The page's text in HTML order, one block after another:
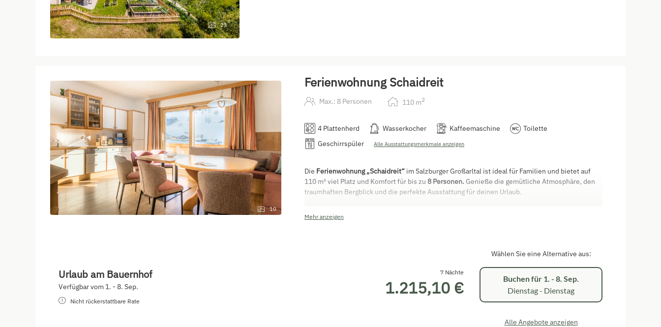
23
10
Ferienwohnung Schaidreit
Max.: 8 Personen 110 m2
4 Plattenherd Wasserkocher Kaffeemaschine
Toilette
Geschirrspüler
Alle Ausstattungsmerkmale anzeigen
Die Ferienwohnung „Schaidreit“ im Salzburger Großarltal ist ideal für Familien und bietet auf
110 m² viel Platz und Komfort für bis zu 8 Personen. Genieße die gemütliche Atmosphäre, den
traumhaften Bergblick und die perfekte Ausstattung für deinen Urlaub.
1 Dreibettzimmer & 2 Doppelzimmer (mit Zusatzbetten erweiterbar)
2 Badezimmer (eines mit Badewanne, Dusche & Doppelwaschbecken, eines mit Dusche &
Mehr anzeigen
Wählen Sie eine Alternative aus:
Urlaub am Bauernhof
Verfügbar vom 1. - 8. Sep.
Nicht rückerstattbare Rate
7 Nächte
1.215,10 € Buchen für 1. - 8. Sep.
Dienstag - Dienstag
Alle Angebote anzeigen